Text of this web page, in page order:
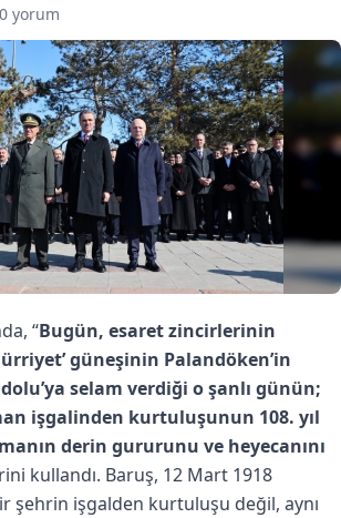
0 yorum
“Bugün, esaret zincirlerinin
güneşinin Palandöken’in
selam verdiği o şanlı günün;
işgalinden kurtuluşunun 108. yıl
derin gururunu ve heyecanını
kullandı. Baruş, 12 Mart 1918
şehrin işgalden kurtuluşu değil, aynı